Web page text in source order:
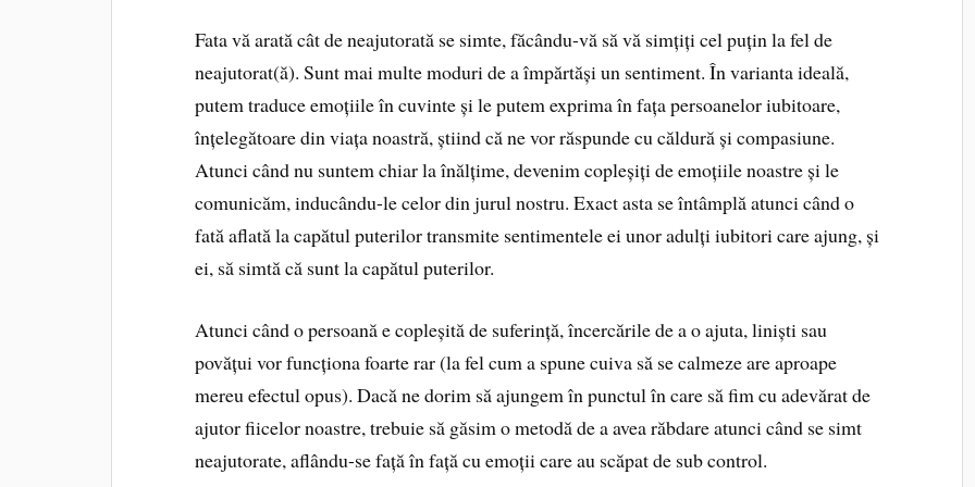
Fata vă arată cât de neajutorată se simte, făcându-vă să vă simțiți cel puțin la fel de
neajutorat(ă). Sunt mai multe moduri de a împărtăși un sentiment. În varianta ideală,
putem traduce emoțiile în cuvinte și le putem exprima în fața persoanelor iubitoare,
înțelegătoare din viața noastră, știind că ne vor răspunde cu căldură și compasiune.
Atunci când nu suntem chiar la înălțime, devenim copleșiți de emoțiile noastre și le
comunicăm, inducându-le celor din jurul nostru. Exact asta se întâmplă atunci când o
fată aflată la capătul puterilor transmite sentimentele ei unor adulți iubitori care ajung, și
ei, să simtă că sunt la capătul puterilor.
Atunci când o persoană e copleșită de suferință, încercările de a o ajuta, liniști sau
povățui vor funcționa foarte rar (la fel cum a spune cuiva să se calmeze are aproape
mereu efectul opus). Dacă ne dorim să ajungem în punctul în care să fim cu adevărat de
ajutor fiicelor noastre, trebuie să găsim o metodă de a avea răbdare atunci când se simt
neajutorate, aflându-se față în față cu emoții care au scăpat de sub control.